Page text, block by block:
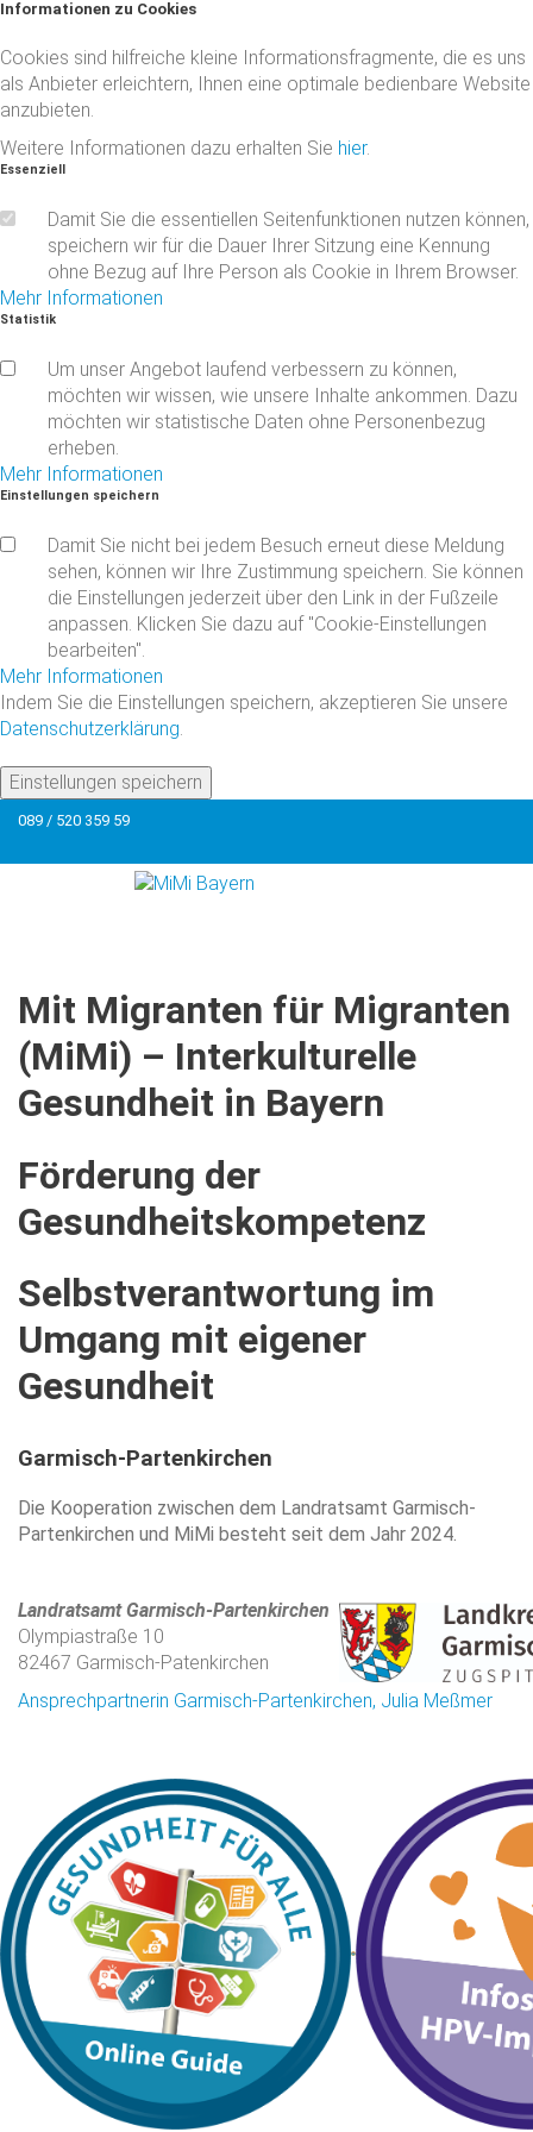
Informationen zu Cookies
Cookies sind hilfreiche kleine Informationsfragmente, die es uns
als Anbieter erleichtern, Ihnen eine optimale bedienbare Website
anzubieten.
Weitere Informationen dazu erhalten Sie hier.
Essenziell
Damit Sie die essentiellen Seitenfunktionen nutzen können,
speichern wir für die Dauer Ihrer Sitzung eine Kennung
ohne Bezug auf Ihre Person als Cookie in Ihrem Browser.
Mehr Informationen
Statistik
Um unser Angebot laufend verbessern zu können,
möchten wir wissen, wie unsere Inhalte ankommen. Dazu
möchten wir statistische Daten ohne Personenbezug
erheben.
Mehr Informationen
Einstellungen speichern
Damit Sie nicht bei jedem Besuch erneut diese Meldung
sehen, können wir Ihre Zustimmung speichern. Sie können
die Einstellungen jederzeit über den Link in der Fußzeile
anpassen. Klicken Sie dazu auf "Cookie-Einstellungen
bearbeiten".
Mehr Informationen
Indem Sie die Einstellungen speichern, akzeptieren Sie unsere
Datenschutzerklärung.
Einstellungen speichern
089 / 520 359 59
Mit Migranten für Migranten
(MiMi) – Interkulturelle
Gesundheit in Bayern
Förderung der
Gesundheitskompetenz
Selbstverantwortung im
Umgang mit eigener
Gesundheit
Garmisch-Partenkirchen
Die Kooperation zwischen dem Landratsamt Garmisch-
Partenkirchen und MiMi besteht seit dem Jahr 2024.
Landratsamt Garmisch-Partenkirchen
Olympiastraße 10
82467 Garmisch-Patenkirchen
Ansprechpartnerin Garmisch-Partenkirchen, Julia Meßmer